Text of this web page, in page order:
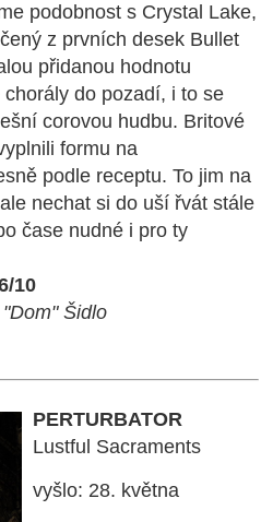
podobnost s Crystal Lake,
z prvních desek Bullet
přidanou hodnotu
do pozadí, i to se
corovou hudbu. Britové
formu na
podle receptu. To jim na
nechat si do uší řvát stále
čase nudné i pro ty
10
Šidlo
PERTURBATOR
Lustful Sacraments
vyšlo: 28. května